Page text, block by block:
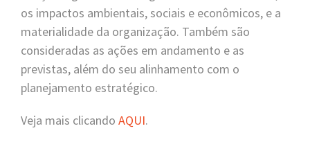
os impactos ambientais, sociais e econômicos, e a
materialidade da organização. Também são
consideradas as ações em andamento e as
previstas, além do seu alinhamento com o
planejamento estratégico.
Veja mais clicando AQUI.